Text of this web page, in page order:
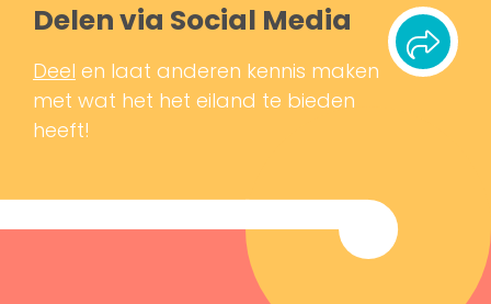
Delen via Social Media
Deel en laat anderen kennis maken
met wat het het eiland te bieden
heeft!